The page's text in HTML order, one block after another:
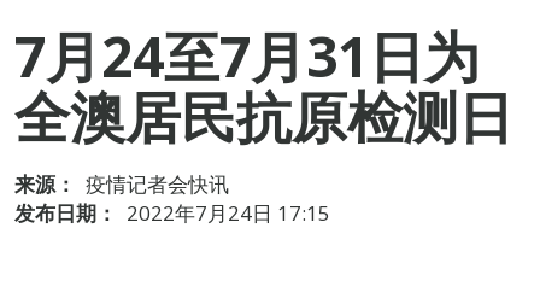
7月24至7月31日为
全澳居民抗原检测日
来源：
疫情记者会快讯
发布日期：
2022年7月24日 17:15